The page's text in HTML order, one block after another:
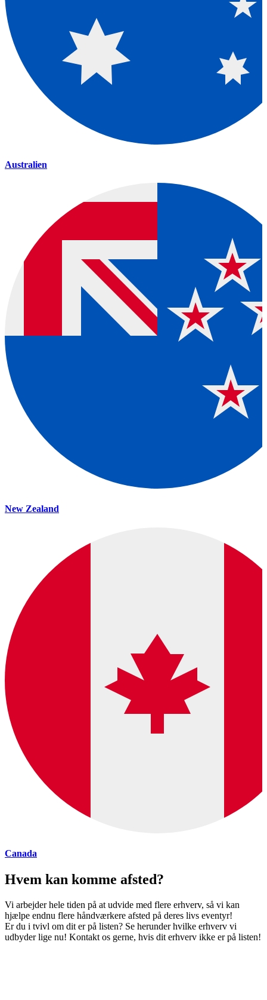
Australien
New Zealand
Canada
Hvem kan komme afsted?
Vi arbejder hele tiden på at udvide med flere erhverv, så vi kan
hjælpe endnu flere håndværkere afsted på deres livs eventyr!
Er du i tvivl om dit er på listen? Se herunder hvilke erhverv vi
udbyder lige nu! Kontakt os gerne, hvis dit erhverv ikke er på listen!